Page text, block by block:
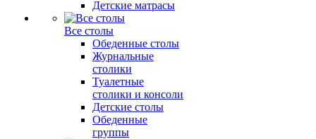
Детские матрасы
Все столы
Обеденные столы
Журнальные
столики
Туалетные
столики и консоли
Детские столы
Обеденные
группы